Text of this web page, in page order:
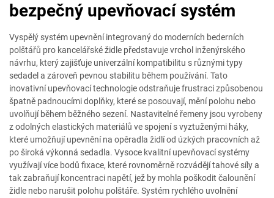
bezpečný upevňovací systém
Vyspělý systém upevnění integrovaný do moderních bederních
polštářů pro kancelářské židle představuje vrchol inženýrského
návrhu, který zajišťuje univerzální kompatibilitu s různými typy
sedadel a zároveň pevnou stabilitu během používání. Tato
inovativní upevňovací technologie odstraňuje frustraci způsobenou
špatně padnoucími doplňky, které se posouvají, mění polohu nebo
uvolňují během běžného sezení. Nastavitelné řemeny jsou vyrobeny
z odolných elastických materiálů ve spojení s vyztuženými háky,
které umožňují upevnění na opěradla židlí od úzkých pracovních až
po široká výkonná sedadla. Vysoce kvalitní upevňovací systémy
využívají více bodů fixace, které rovnoměrně rozvádějí tahové síly a
tak zabraňují koncentraci napětí, jež by mohla poškodit čalounění
židle nebo narušit polohu polštáře. Systém rychlého uvolnění